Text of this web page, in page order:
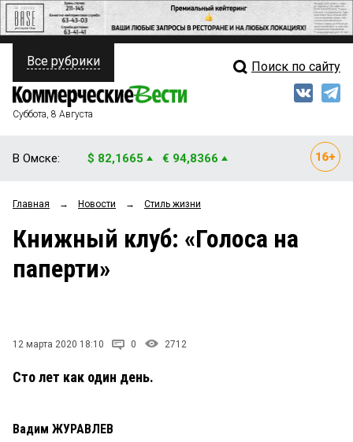
ПОЛИТИКА
ФИНАНСЫ
ОБЩЕСТВО
ЗАКОН
НОВОСТИ КОМПАНИЙ
СТИЛЬ ЖИЗНИ
Свежий выпуск
Рейтинги
Все рубрики Поиск по сайту
Суббота, 8 Августа
В Омске: $ 82,1665 € 94,8366
Главная → Новости → Стиль жизни
Книжный клуб: «Голоса на
паперти»
12 марта 2020 18:10 0 2712
Сто лет как один день.
Вадим ЖУРАВЛЕВ